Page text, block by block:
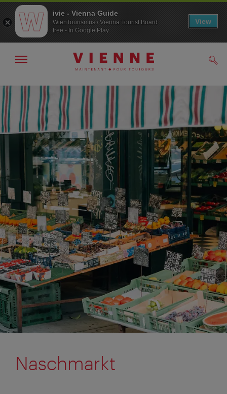
Navigation
Contenu
Afficher
la
navigation
Naschmarkt
ivie - Vienna Guide
WienTourismus / Vienna Tourist Board
free - In Google Play
View